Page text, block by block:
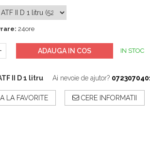
24ore
ADAUGA IN COS IN STOC
II D 1 litru Ai nevoie de ajutor?
LA FAVORITE CERE INFORMATII